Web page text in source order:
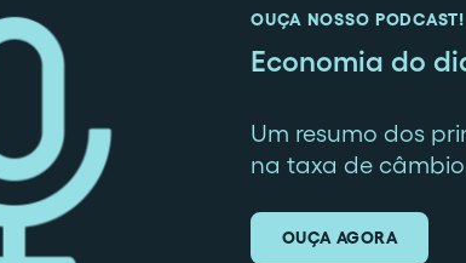
OUÇA NOSSO PODCAST!
Economia do
Um resumo dos
na taxa de
OUÇA AGORA